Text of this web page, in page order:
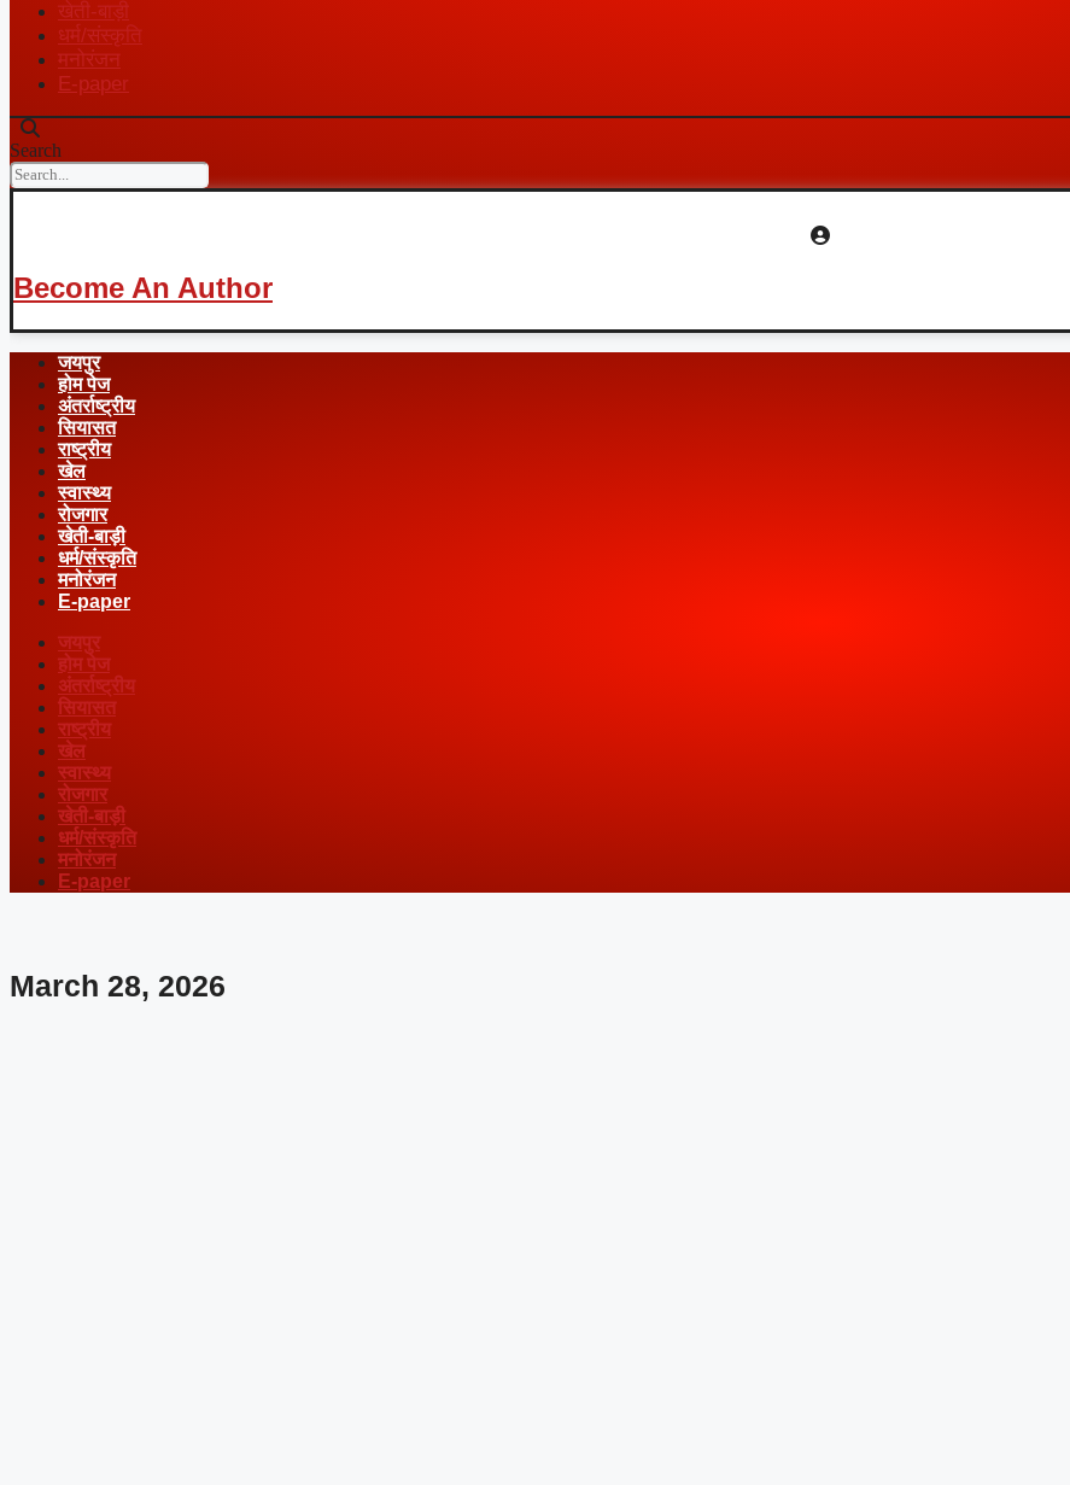
खेती-बाड़ी
धर्म/संस्कृति
मनोरंजन
E-paper
Search
Become An Author
जयपुर
होम पेज
अंतर्राष्ट्रीय
सियासत
राष्ट्रीय
खेल
स्वास्थ्य
रोजगार
खेती-बाड़ी
धर्म/संस्कृति
मनोरंजन
E-paper
जयपुर
होम पेज
अंतर्राष्ट्रीय
सियासत
राष्ट्रीय
खेल
स्वास्थ्य
रोजगार
खेती-बाड़ी
धर्म/संस्कृति
मनोरंजन
E-paper
March 28, 2026